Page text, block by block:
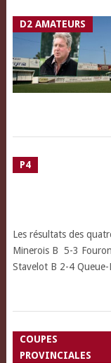
D2 AMATEURS
P4
Les résultats des
Minerois B 5-3
Stavelot B 2-4
COUPES
PROVINCIALES